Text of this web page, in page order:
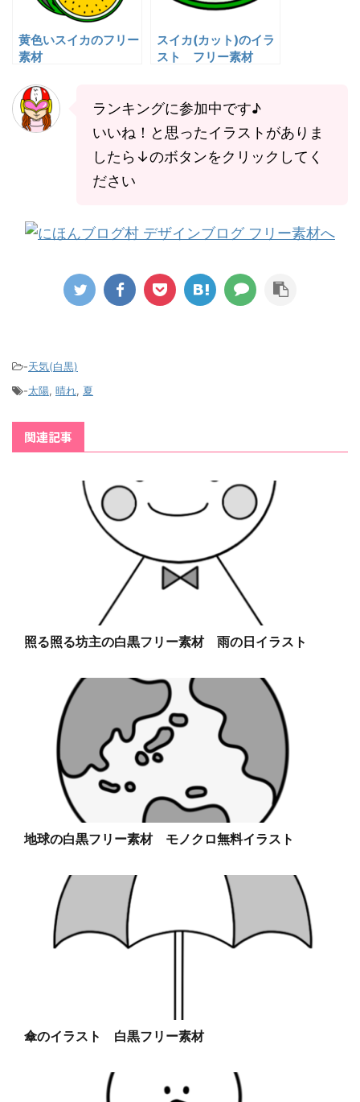
黄色いスイカのフリー
素材
スイカ(カット)のイラ
スト フリー素材
ランキングに参加中です♪
いいね！と思ったイラストがありま
したら↓のボタンをクリックしてく
ださい
-天気(白黒)
-太陽, 晴れ, 夏
関連記事
照る照る坊主の白黒フリー素材 雨の日イラスト
地球の白黒フリー素材 モノクロ無料イラスト
傘のイラスト 白黒フリー素材